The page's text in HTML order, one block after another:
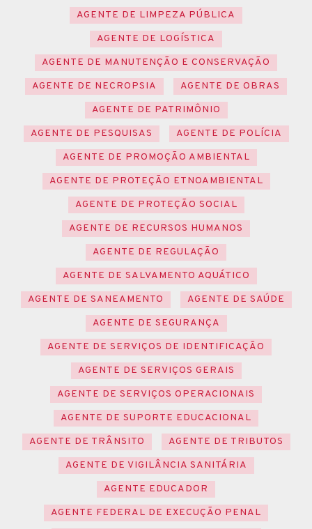
AGENTE DE LIMPEZA PÚBLICA
AGENTE DE LOGÍSTICA
AGENTE DE MANUTENÇÃO E CONSERVAÇÃO
AGENTE DE NECROPSIA
AGENTE DE OBRAS
AGENTE DE PATRIMÔNIO
AGENTE DE PESQUISAS
AGENTE DE POLÍCIA
AGENTE DE PROMOÇÃO AMBIENTAL
AGENTE DE PROTEÇÃO ETNOAMBIENTAL
AGENTE DE PROTEÇÃO SOCIAL
AGENTE DE RECURSOS HUMANOS
AGENTE DE REGULAÇÃO
AGENTE DE SALVAMENTO AQUÁTICO
AGENTE DE SANEAMENTO
AGENTE DE SAÚDE
AGENTE DE SEGURANÇA
AGENTE DE SERVIÇOS DE IDENTIFICAÇÃO
AGENTE DE SERVIÇOS GERAIS
AGENTE DE SERVIÇOS OPERACIONAIS
AGENTE DE SUPORTE EDUCACIONAL
AGENTE DE TRÂNSITO
AGENTE DE TRIBUTOS
AGENTE DE VIGILÂNCIA SANITÁRIA
AGENTE EDUCADOR
AGENTE FEDERAL DE EXECUÇÃO PENAL